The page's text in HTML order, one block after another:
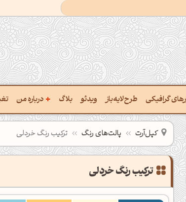
گرافیکی
پالت از تصویر
رنگ‌ها باهم
یافتن نام رنگ با کد Hex
استخراج کد رنگ از عکس
طرح‌لایه‌باز ویدئو بلاگ + درباره من
درباره‌من
سفارش پروژه
سوالات
کپل‌آرت پالت‌های رنگ ترکیب رنگ خردلی